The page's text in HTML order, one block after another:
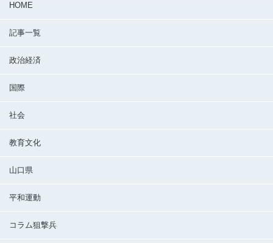
HOME
記事一覧
政治経済
国際
社会
教育文化
山口県
平和運動
コラム狙撃兵